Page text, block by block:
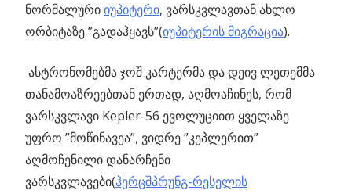
ნორმალურიიუპიტერი, ვარსკვლავთან ახლო
ორბიტაზე ”გადაჰყავს”(იუპიტერის მიგრაცია).
ასტრონომებმა ჯოშ კარტერმა და დეივ ლეთემმა
თანამოაზრეებთან ერთად, აღმოაჩინეს, რომ
ვარსკვლავი Kepler-56 ევოლუციით ყველაზე
უფრო ”მოწინავეა”, ვიდრე ”კეპლერით”
აღმოჩენილი დანარჩენი
ვარსკვლავები(ჰერცშპრუნგ-რესელის